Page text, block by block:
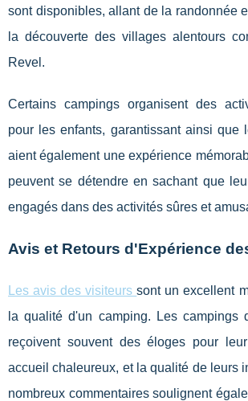
sont disponibles, allant de la randonnée
la découverte des villages alentours
Revel.
Certains campings organisent des
pour les enfants, garantissant ainsi que
aient également une expérience
peuvent se détendre en sachant que
engagés dans des activités sûres et
Avis et Retours d'Expérience
Les avis des visiteurssont un excellent
la qualité d'un camping. Les campings
reçoivent souvent des éloges pour
accueil chaleureux, et la qualité de leurs
nombreux commentaires soulignent